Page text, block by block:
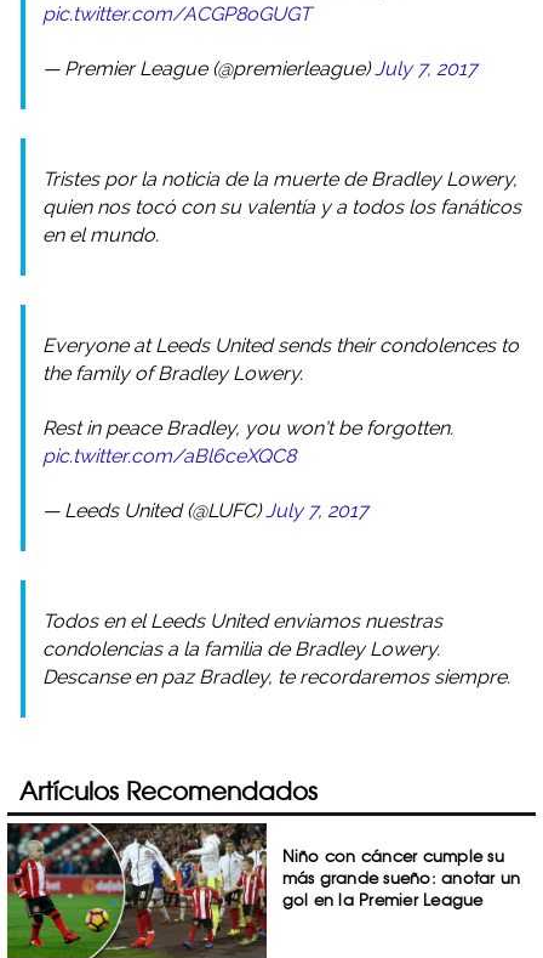
pic.twitter.com/ACGP8oGUGT
— Premier League (@premierleague)July 7, 2017
Tristes por la noticia de la muerte de Bradley Lowery,
quien nos tocó con su valentía y a todos los fanáticos
en el mundo.
Everyone at Leeds United sends their condolences to
the family of Bradley Lowery.
Rest in peace Bradley, you won't be forgotten.
pic.twitter.com/aBl6ceXQC8
— Leeds United (@LUFC)July 7, 2017
Todos en el Leeds United enviamos nuestras
condolencias a la familia de Bradley Lowery.
Descanse en paz Bradley, te recordaremos siempre.
Artículos Recomendados
Niño con cáncer cumple su
más grande sueño: anotar un
gol en la Premier League